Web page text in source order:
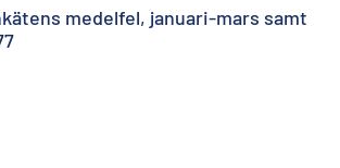
medelfel, januari-mars samt